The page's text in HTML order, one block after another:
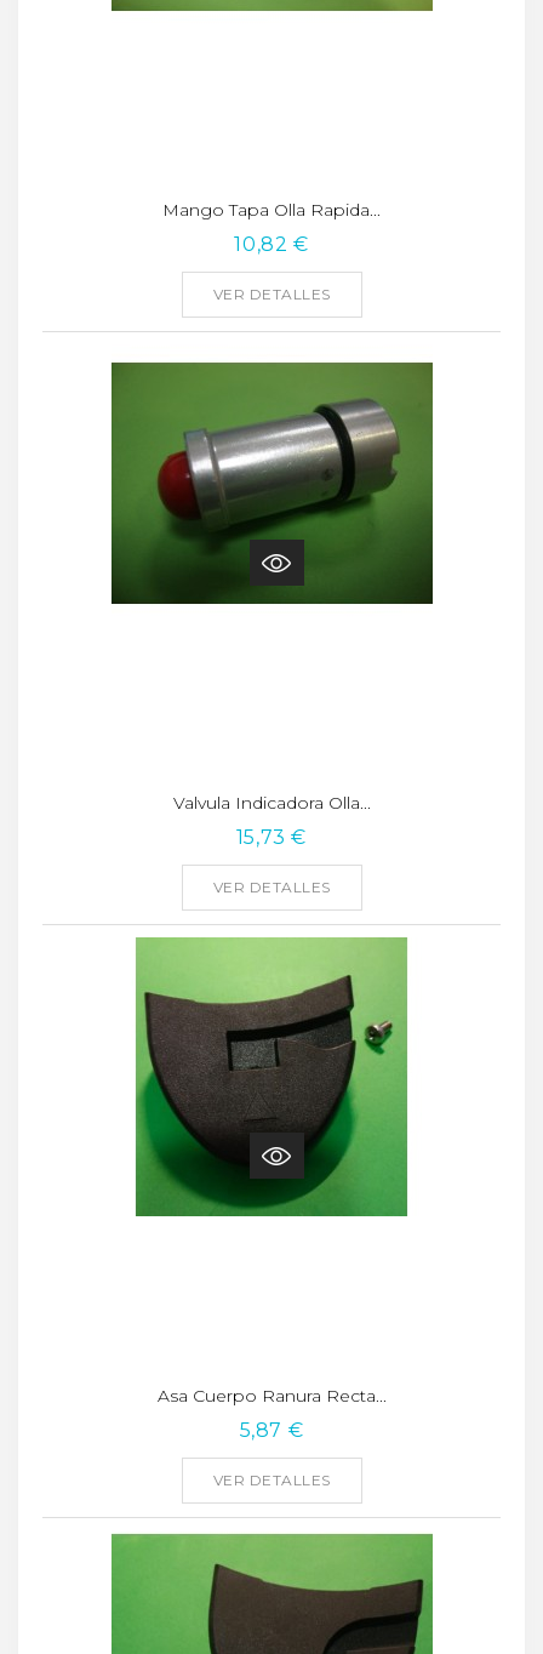
Mango Tapa Olla Rapida...
10,82 €
VER DETALLES
Valvula Indicadora Olla...
15,73 €
VER DETALLES
Asa Cuerpo Ranura Recta...
5,87 €
VER DETALLES